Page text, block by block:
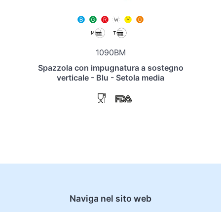
1090BM
Spazzola con impugnatura a sostegno
verticale - Blu - Setola media
Naviga nel sito web